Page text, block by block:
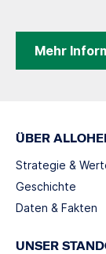
Mehr
ÜBER
Strategie &
Geschichte
Daten & Fakten
UNSER